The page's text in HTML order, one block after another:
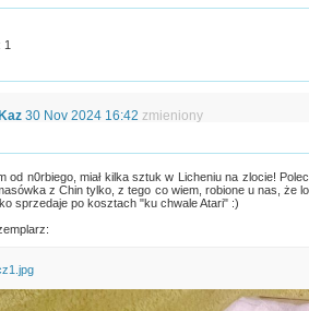
1
30 Nov 2024 16:42 zmieniony
od n0rbiego, miał kilka sztuk w Licheniu na zlocie!
z Chin tylko, z tego co wiem, robione u nas, że
sprzedaje po kosztach "ku chwale Atari" :)